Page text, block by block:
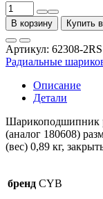
Количество
товара
Подшипник
шариковый
радиальный
62308-
2RS
CYB
(аналог
180608)
В корзину Купить
Артикул: 62308-2RS
Радиальные
Описание
Детали
Шарикоподшипник
(аналог 180608)
(вес) 0,89 кг,
бренд CYB